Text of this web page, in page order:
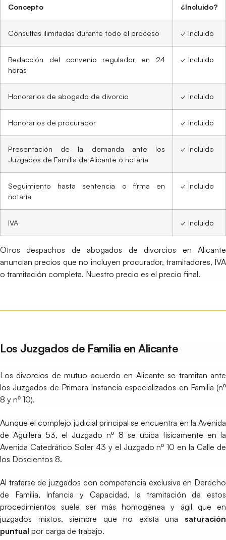
Concepto ¿Incluido?
Consultas ilimitadas durante todo el proceso ✓ Incluido
Redacción del convenio regulador en 24
horas
✓ Incluido
Honorarios de abogado de divorcio ✓ Incluido
Honorarios de procurador ✓ Incluido
Presentación de la demanda ante los
Juzgados de Familia de Alicante o notaría
✓ Incluido
Seguimiento hasta sentencia o firma en
notaría
✓ Incluido
IVA ✓ Incluido
Otros despachos de abogados de divorcios en Alicante
anuncian precios que no incluyen procurador, tramitadores, IVA
o tramitación completa. Nuestro precio es el precio final.
Los Juzgados de Familia en Alicante
Los divorcios de mutuo acuerdo en Alicante se tramitan ante
los Juzgados de Primera Instancia especializados en Familia (nº
8 y nº 10).
Aunque el complejo judicial principal se encuentra en la Avenida
de Aguilera 53, el Juzgado nº 8 se ubica físicamente en la
Avenida Catedrático Soler 43 y el Juzgado nº 10 en la Calle de
los Doscientos 8.
Al tratarse de juzgados con competencia exclusiva en Derecho
de Familia, Infancia y Capacidad, la tramitación de estos
procedimientos suele ser más homogénea y ágil que en
juzgados mixtos, siempre que no exista una saturación
puntual por carga de trabajo.